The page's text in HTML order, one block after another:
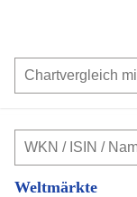
Weltmärkte